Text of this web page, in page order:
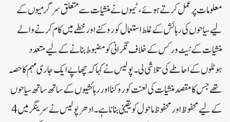
معلومات پر عمل کرتے ہوئے، ٹیموں نے منشیات سے متعلق سرگرمیوں کے
لیے سیاحوں کی رہائش کے غلط استعمال کو روکنے اور خطے میں کام کرنے والے
منشیات کے نیٹ ورکس کے خلاف نگرانی کو مضبوط بنانے کے لیے متعدد
ہوٹلوں کے احاطے کی تلاشی لی۔پولیس نے کہا کہ چھاپے ایک جاری مہم کا حصہ
تھے جس کا مقصد منشیات کی لعنت کو روکنا اور رہائشیوں کے ساتھ ساتھ سیاحوں
کے لیے محفوظ اور محفوظ ماحول کو یقینی بنانا ہے۔ادھرپولیس نے سرینگر میں 4